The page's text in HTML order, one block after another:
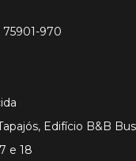
75901-970
Edifício B&B
e 18